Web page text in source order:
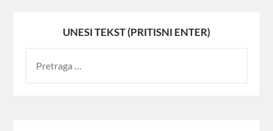
UNESI TEKST (PRITISNI ENTER)